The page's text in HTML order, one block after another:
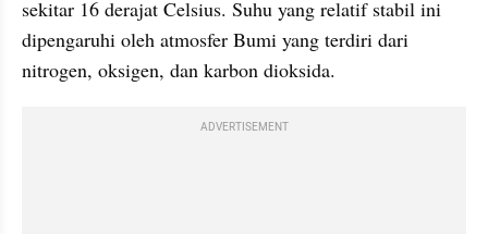
sekitar 16 derajat Celsius. Suhu yang relatif stabil ini
dipengaruhi oleh atmosfer Bumi yang terdiri dari
nitrogen, oksigen, dan karbon dioksida.
ADVERTISEMENT